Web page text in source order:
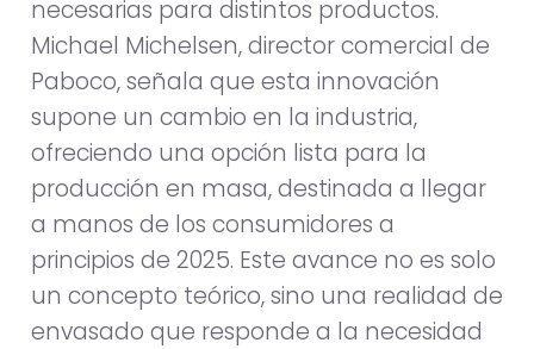
necesarias para distintos productos.
Michael Michelsen, director comercial de
Paboco, señala que esta innovación
supone un cambio en la industria,
ofreciendo una opción lista para la
producción en masa, destinada a llegar
a manos de los consumidores a
principios de 2025. Este avance no es solo
un concepto teórico, sino una realidad de
envasado que responde a la necesidad